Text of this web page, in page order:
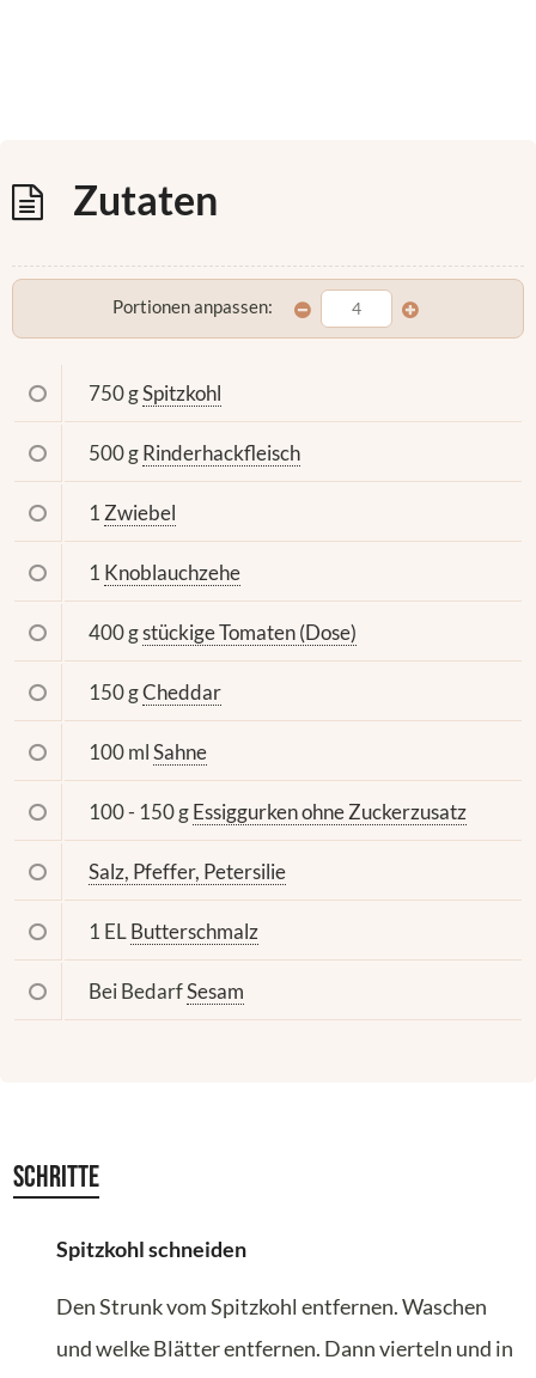
Zutaten
Portionen anpassen:
750 gSpitzkohl
500 gRinderhackfleisch
1 Zwiebel
1 Knoblauchzehe
400 gstückige Tomaten (Dose)
150 gCheddar
100 mlSahne
100 - 150 gEssiggurken ohne Zuckerzusatz
Salz, Pfeffer, Petersilie
1 ELButterschmalz
Bei BedarfSesam
Schritte
Spitzkohl schneiden
Den Strunk vom Spitzkohl entfernen. Waschen
und welke Blätter entfernen. Dann vierteln und in